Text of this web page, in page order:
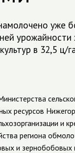
уже
урожайности
в 32,5 ц/
ресурсов
и
региона
и зернобобовых